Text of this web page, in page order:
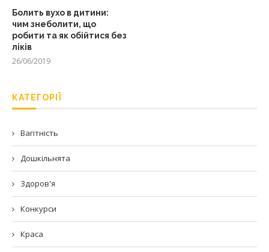
Болить вухо в дитини:
чим знеболити, що
робити та як обійтися без
ліків
26/06/2019
КАТЕГОРІЇ
Вагітність
Дошкільнята
Здоров'я
Конкурси
Краса